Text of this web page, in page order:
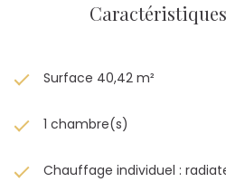
Surface 40,42 m²
1 chambre(s)
Chauffage individuel :